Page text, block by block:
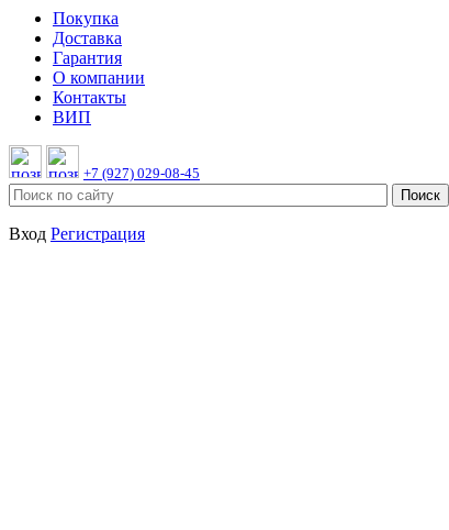
Покупка
Доставка
Гарантия
О компании
Контакты
ВИП
+7 (927) 029-08-45
Вход Регистрация